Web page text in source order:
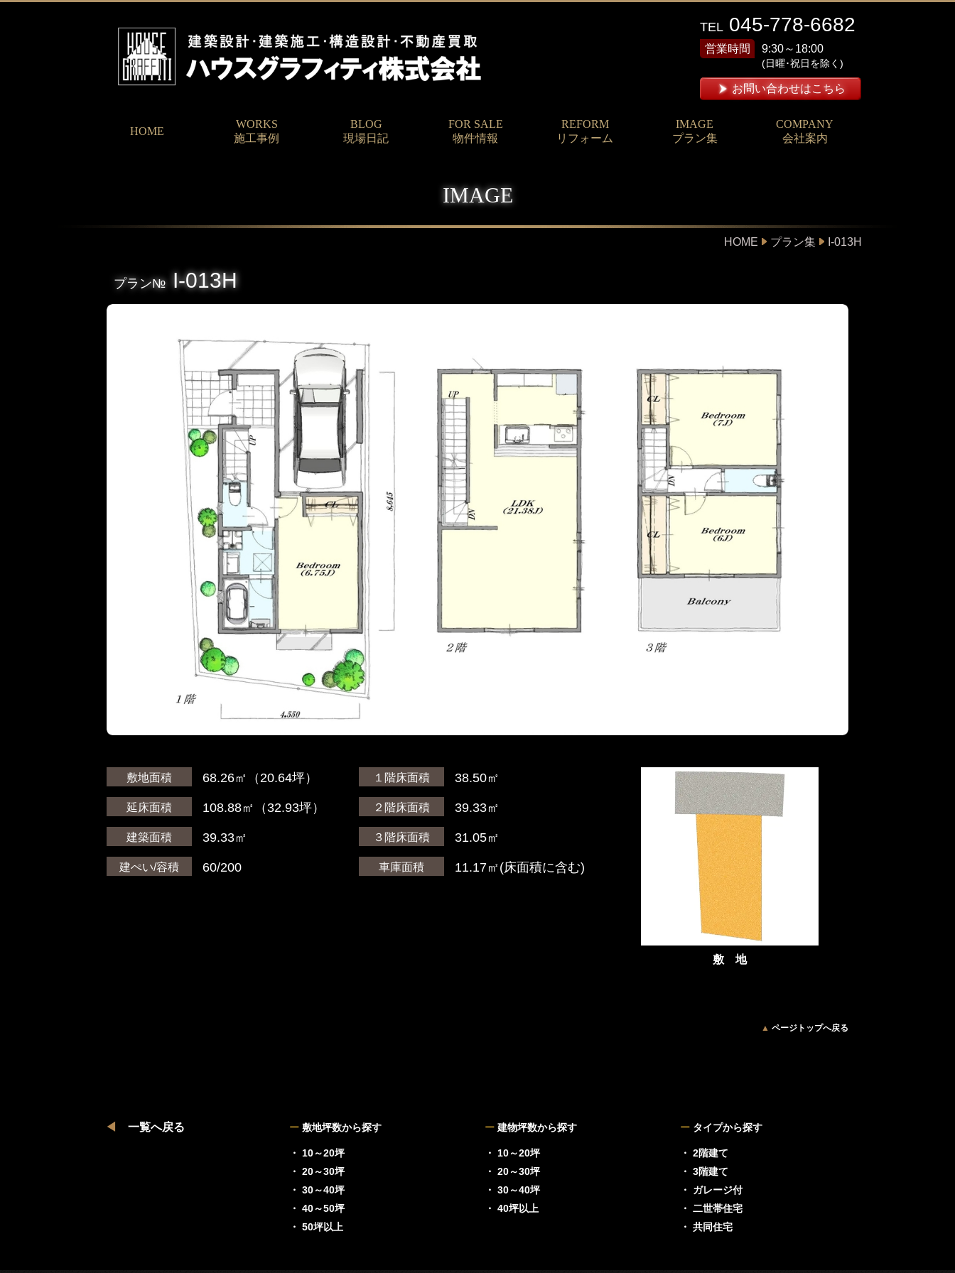
TEL 045-778-6682
営業時間 9:30～18:00
(日曜･祝日を除く)
お問い合わせはこちら
HOME
WORKS
施工事例
BLOG
現場日記
FOR SALE
物件情報
REFORM
リフォーム
IMAGE
プラン集
COMPANY
会社案内
IMAGE
HOME プラン集 I-013H
プラン№ I-013H
敷地面積 68.26㎡（20.64坪）
延床面積 108.88㎡（32.93坪）
建築面積 39.33㎡
建ぺい/容積 60/200
１階床面積 38.50㎡
２階床面積 39.33㎡
３階床面積 31.05㎡
車庫面積 11.17㎡(床面積に含む)
敷 地
▲ ページトップへ戻る
◀ 一覧へ戻る ー 敷地坪数から探す
・ 10～20坪
・ 20～30坪
・ 30～40坪
・ 40～50坪
・ 50坪以上
ー 建物坪数から探す
・ 10～20坪
・ 20～30坪
・ 30～40坪
・ 40坪以上
ー タイプから探す
・ 2階建て
・ 3階建て
・ ガレージ付
・ 二世帯住宅
・ 共同住宅